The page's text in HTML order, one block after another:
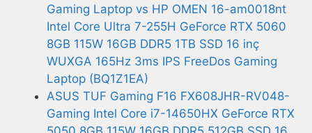
Gaming Laptop vs HP OMEN 16-am0018nt
Intel Core Ultra 7-255H GeForce RTX 5060
8GB 115W 16GB DDR5 1TB SSD 16 inç
WUXGA 165Hz 3ms IPS FreeDos Gaming
Laptop (BQ1Z1EA)
ASUS TUF Gaming F16 FX608JHR-RV048-
Gaming Intel Core i7-14650HX GeForce RTX